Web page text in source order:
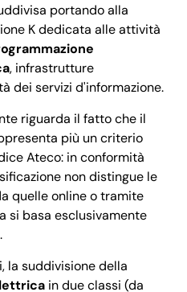
portando alla
K dedicata alle attività
, infrastrutture
dei servizi d'informazione.
riguarda il fatto che il
più un criterio
Ateco: in conformità
non distingue le
quelle online o tramite
si basa esclusivamente
la suddivisione della
in due classi (da